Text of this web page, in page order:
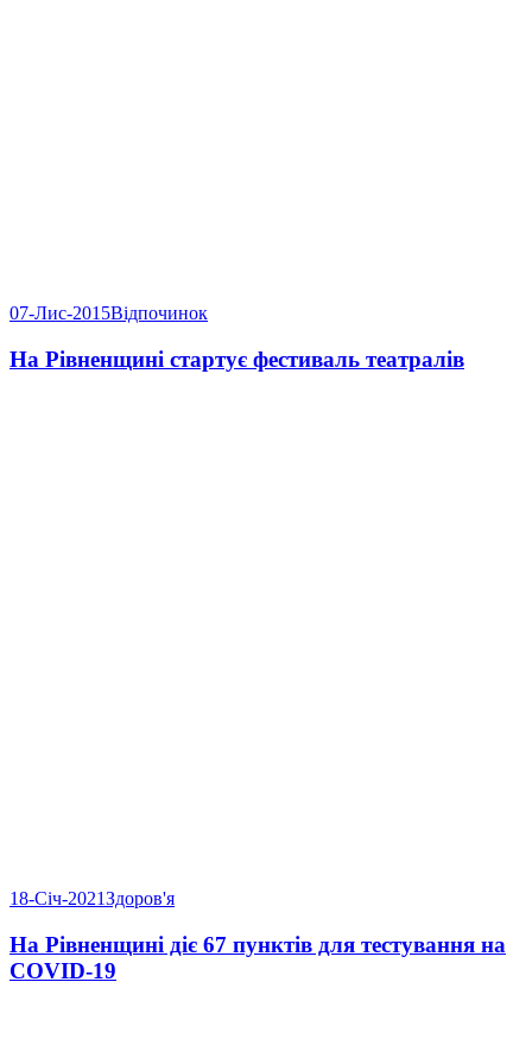
07-Лис-2015Відпочинок
На Рівненщині стартує фестиваль театралів
18-Січ-2021Здоров'я
На Рівненщині діє 67 пунктів для тестування на
COVID-19